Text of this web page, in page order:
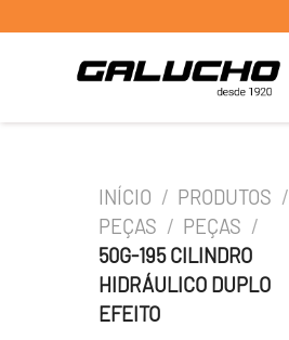
INÍCIO / PRODUTOS /
PEÇAS / PEÇAS /
50G-195 CILINDRO
HIDRÁULICO DUPLO
EFEITO